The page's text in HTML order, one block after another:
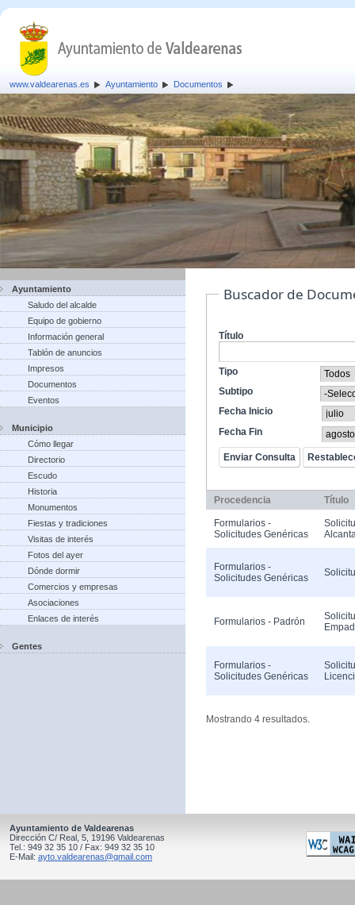
www.valdearenas.es Ayuntamiento Documentos
Ayuntamiento
Saludo del alcalde
Equipo de gobierno
Información general
Tablón de anuncios
Impresos
Documentos
Eventos
Municipio
Cómo llegar
Directorio
Escudo
Historia
Monumentos
Fiestas y tradiciones
Visitas de interés
Fotos del ayer
Dónde dormir
Comercios y empresas
Asociaciones
Enlaces de interés
Gentes
Buscador de
Título
Tipo
Subtipo
Fecha Inicio
Fecha Fin
Procedencia Título
Formularios -
Solicitudes Genéricas
Formularios -
Solicitudes Genéricas
Formularios - Padrón
Formularios -
Solicitudes Genéricas
Mostrando 4 resultados.
Ayuntamiento de Valdearenas
Dirección C/ Real, 5, 19196 Valdearenas
Tel.: 949 32 35 10 / Fax: 949 32 35 10
E-Mail: ayto.valdearenas@gmail.com